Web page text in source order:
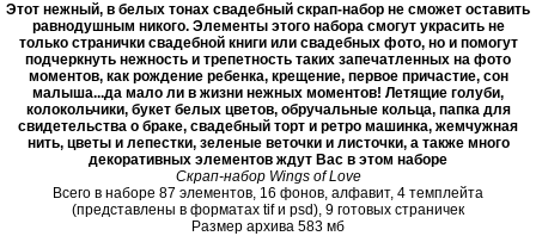
Этот нежный, в белых тонах свадебный скрап-набор не сможет оставить
равнодушным никого. Элементы этого набора смогут украсить не
только странички свадебной книги или свадебных фото, но и помогут
подчеркнуть нежность и трепетность таких запечатленных на фото
моментов, как рождение ребенка, крещение, первое причастие, сон
малыша...да мало ли в жизни нежных моментов! Летящие голуби,
колокольчики, букет белых цветов, обручальные кольца, папка для
свидетельства о браке, свадебный торт и ретро машинка, жемчужная
нить, цветы и лепестки, зеленые веточки и листочки, а также много
декоративных элементов ждут Вас в этом наборе
Скрап-набор Wings of Love
Всего в наборе 87 элементов, 16 фонов, алфавит, 4 темплейта
(представлены в форматах tif и psd), 9 готовых страничек
Размер архива 583 мб